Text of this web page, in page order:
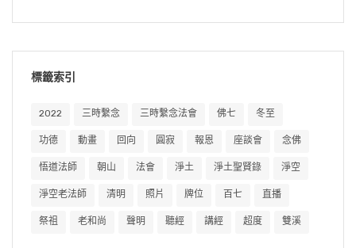
標籤索引
2022 三時繫念 三時繫念法會 佛七 冬至
功德 動畫 回向 圓寂 報恩 座談會 念佛
悟道法師 朝山 法會 淨土 淨土聖賢錄 淨空
淨空老法師 清明 照片 牌位 百七 直播
祭祖 老和尚 聲明 聽經 講經 超度 雙溪